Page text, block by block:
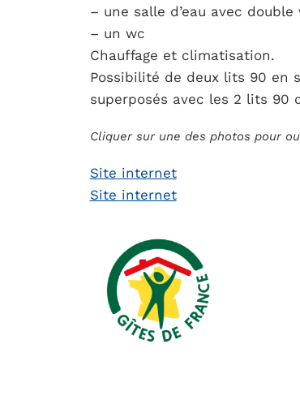
– une salle d’eau avec double
– un wc
Chauffage et climatisation.
Possibilité de deux lits 90 en
superposés avec les 2 lits 90
Cliquer sur une des photos pour
Site internet
Site internet